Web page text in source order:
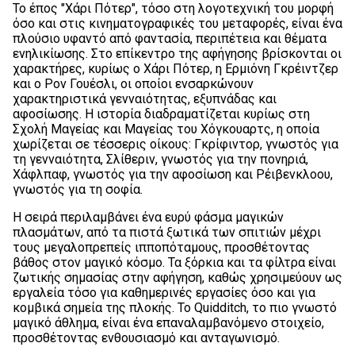
Το έπος "Χάρι Πότερ", τόσο στη λογοτεχνική του μορφή
όσο και στις κινηματογραφικές του μεταφορές, είναι ένα
πλούσιο υφαντό από φαντασία, περιπέτεια και θέματα
ενηλικίωσης. Στο επίκεντρο της αφήγησης βρίσκονται οι
χαρακτήρες, κυρίως ο Χάρι Πότερ, η Ερμιόνη Γκρέιντζερ
και ο Ρον Γουέσλι, οι οποίοι ενσαρκώνουν
χαρακτηριστικά γενναιότητας, εξυπνάδας και
αφοσίωσης. Η ιστορία διαδραματίζεται κυρίως στη
Σχολή Μαγείας και Μαγείας του Χόγκουαρτς, η οποία
χωρίζεται σε τέσσερις οίκους: Γκρίφιντορ, γνωστός για
τη γενναιότητα, Σλίθεριν, γνωστός για την πονηριά,
Χάφλπαφ, γνωστός για την αφοσίωση και Ρέιβενκλοου,
γνωστός για τη σοφία.
Η σειρά περιλαμβάνει ένα ευρύ φάσμα μαγικών
πλασμάτων, από τα πιστά ξωτικά των σπιτιών μέχρι
τους μεγαλοπρεπείς ιπποπόταμους, προσθέτοντας
βάθος στον μαγικό κόσμο. Τα ξόρκια και τα φίλτρα είναι
ζωτικής σημασίας στην αφήγηση, καθώς χρησιμεύουν ως
εργαλεία τόσο για καθημερινές εργασίες όσο και για
κομβικά σημεία της πλοκής. Το Quidditch, το πιο γνωστό
μαγικό άθλημα, είναι ένα επαναλαμβανόμενο στοιχείο,
προσθέτοντας ενθουσιασμό και ανταγωνισμό.